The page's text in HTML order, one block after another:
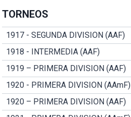
TORNEOS
1917 - SEGUNDA DIVISION (AAF)
1918 - INTERMEDIA (AAF)
1919 – PRIMERA DIVISION (AAF)
1920 - PRIMERA DIVISION (AAmF)
1920 – PRIMERA DIVISION (AAF)